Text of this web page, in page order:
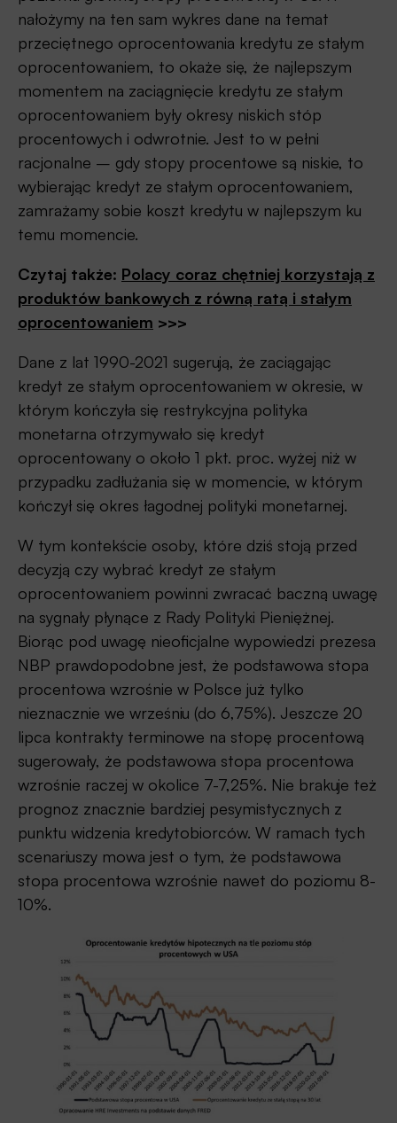
nałożymy na ten sam wykres dane na temat
przeciętnego oprocentowania kredytu ze stałym
oprocentowaniem, to okaże się, że najlepszym
momentem na zaciągnięcie kredytu ze stałym
oprocentowaniem były okresy niskich stóp
procentowych i odwrotnie. Jest to w pełni
racjonalne – gdy stopy procentowe są niskie, to
wybierając kredyt ze stałym oprocentowaniem,
zamrażamy sobie koszt kredytu w najlepszym ku
temu momencie.
Czytaj także: Polacy coraz chętniej korzystają z
produktów bankowych z równą ratą i stałym
oprocentowaniem >>>
Dane z lat 1990-2021 sugerują, że zaciągając
kredyt ze stałym oprocentowaniem w okresie, w
którym kończyła się restrykcyjna polityka
monetarna otrzymywało się kredyt
oprocentowany o około 1 pkt. proc. wyżej niż w
przypadku zadłużania się w momencie, w którym
kończył się okres łagodnej polityki monetarnej.
W tym kontekście osoby, które dziś stoją przed
decyzją czy wybrać kredyt ze stałym
oprocentowaniem powinni zwracać baczną uwagę
na sygnały płynące z Rady Polityki Pieniężnej.
Biorąc pod uwagę nieoficjalne wypowiedzi prezesa
NBP prawdopodobne jest, że podstawowa stopa
procentowa wzrośnie w Polsce już tylko
nieznacznie we wrześniu (do 6,75%). Jeszcze 20
lipca kontrakty terminowe na stopę procentową
sugerowały, że podstawowa stopa procentowa
wzrośnie raczej w okolice 7-7,25%. Nie brakuje też
prognoz znacznie bardziej pesymistycznych z
punktu widzenia kredytobiorców. W ramach tych
scenariuszy mowa jest o tym, że podstawowa
stopa procentowa wzrośnie nawet do poziomu 8-
10%.